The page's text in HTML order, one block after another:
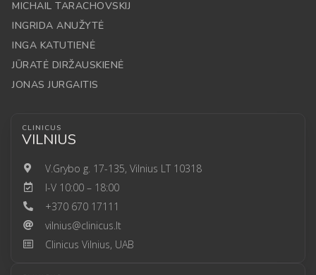
MICHAIL TARACHOVSKIJ
INGRIDA ANUŽYTĖ
INGA KATUTIENĖ
JŪRATĖ DIRŽAUSKIENĖ
JONAS JURGAITIS
CLINICUS
VILNIUS
V.Grybo g. 17-135, Vilnius LT 10318
I-V 10:00 – 18:00
+370 670 17111
vilnius@clinicus.lt
Clinicus Vilnius, UAB